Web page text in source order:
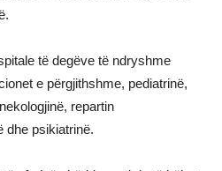
të degëve të ndryshme
e përgjithshme, pediatrinë,
repartin
dhe psikiatrinë.